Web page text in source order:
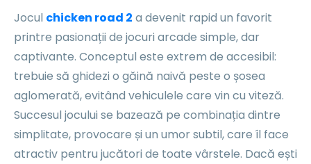
Jocul chicken road 2 a devenit rapid un favorit
printre pasionații de jocuri arcade simple, dar
captivante. Conceptul este extrem de accesibil:
trebuie să ghidezi o găină naivă peste o șosea
aglomerată, evitând vehiculele care vin cu viteză.
Succesul jocului se bazează pe combinația dintre
simplitate, provocare și un umor subtil, care îl face
atractiv pentru jucători de toate vârstele. Dacă ești